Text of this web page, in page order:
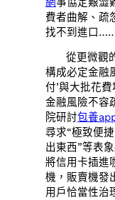
費者曲解、疏
找不到進口
從更微觀
構成必定金融
付’與大批花
金融風險不容
院研討包養
尋求“極致便
出東西”等表
將信用卡插進
機，販賣機發
用戶恰當性治